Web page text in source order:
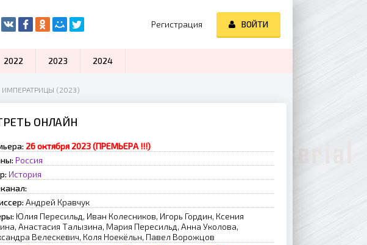
ИМПЕРАТРИЦЫ (2023)
ОНЛАЙН
26 октября 2023 (ПРЕМЬЕРА !!!)
Россия
История
Андрей Кравчук
Юлия Пересильд, Иван Колесников, Игорь Гордин, Ксения
Анастасия Талызина, Мария Пересильд, Анна Уколова,
Велескевич, Коля Ноекёльн, Павел Ворожцов
Регистрация ВОЙТИ
2022 2023 2024